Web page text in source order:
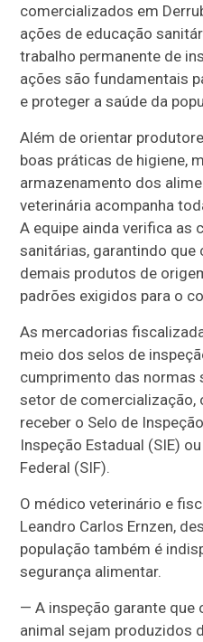
comercializados em
ações de educação
trabalho permanente de
ações são fundamentais
e proteger a saúde da
Além de orientar
boas práticas de higiene,
armazenamento dos
veterinária acompanha
A equipe ainda verifica as
sanitárias, garantindo que
demais produtos de
padrões exigidos para o
As mercadorias
meio dos selos de
cumprimento das normas
setor de comercialização,
receber o Selo de
Inspeção Estadual (SIE)
Federal (SIF).
O médico veterinário e
Leandro Carlos Ernzen,
população também é
segurança alimentar.
— A inspeção garante que
animal sejam produzidos